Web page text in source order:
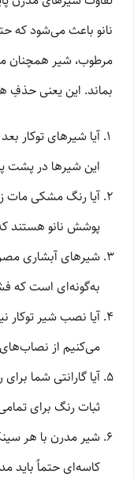
نانو باعث می‌شود که
مرطوب، شیر همچنان
بماند. این یعنی حذفِ
آیا شیرهای توکار
این شیرها در پشت
آیا رنگ مشکی مات
پوشش نانو هستند
شیرهای آبشاری
به‌گونه‌ای است که
آیا نصب شیر توکار
می‌کنیم از
آیا گارانتی شما
ثبات رنگ برای
شیر مدرن با هر
کاسه‌ای حتماً باید